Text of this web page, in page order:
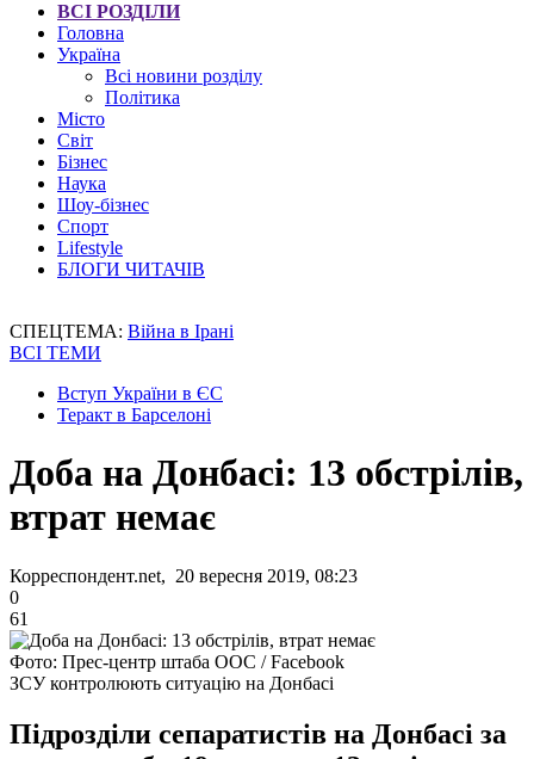
ВСІ РОЗДІЛИ
Головна
Україна
Всі новини розділу
Політика
Місто
Світ
Бізнес
Наука
Шоу-бізнес
Спорт
Lifestyle
БЛОГИ ЧИТАЧІВ
СПЕЦТЕМА: Війна в Ірані
ВСІ ТЕМИ
Вступ України в ЄС
Теракт в Барселоні
Доба на Донбасі: 13 обстрілів,
втрат немає
Корреспондент.net, 20 вересня 2019, 08:23
0
61
Фото: Прес-центр штаба ООС / Facebook
ЗСУ контролюють ситуацію на Донбасі
Підрозділи сепаратистів на Донбасі за